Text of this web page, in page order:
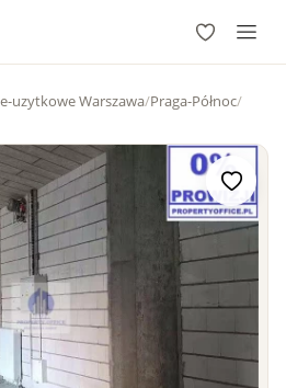
uzytkowe Warszawa/Praga-Północ/